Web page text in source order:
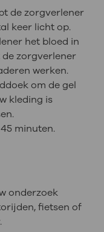
de zorgverlener
keer licht op.
het bloed in
de zorgverlener
werken.
om de gel
kleding is
minuten.
onderzoek
fietsen of